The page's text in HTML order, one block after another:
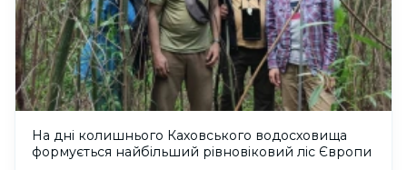
На дні колишнього Каховського водосховища
формується найбільший рівновіковий ліс Європи